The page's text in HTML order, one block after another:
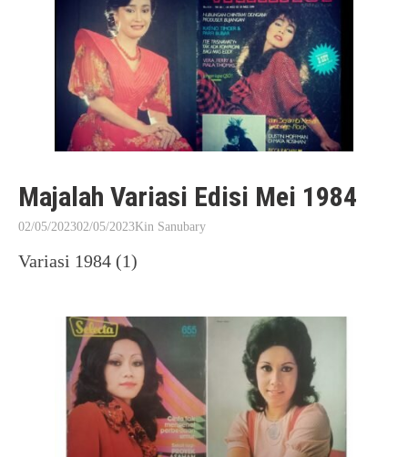
Majalah Variasi Edisi Mei 1984
02/05/202302/05/2023Kin Sanubary
Variasi 1984 (1)